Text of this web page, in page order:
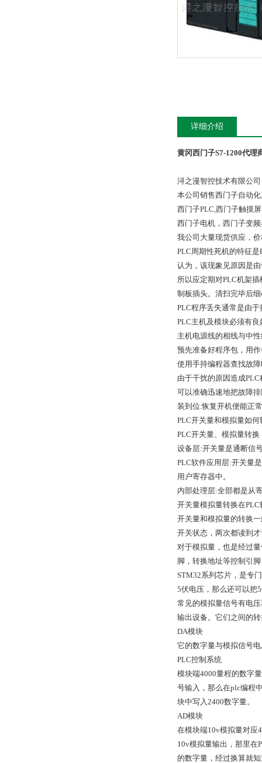
详细介绍
黄冈西门子S7-1200代理
浔之漫智控技术有限公
本公司销售西门子自动
西门子PLC,西门子触摸
西门子电机，西门子变
我公司大量现货供应，
PLC周期性死机的特征
认为，该现象见原因是
所以应定期对PLC机架
制板插头。清扫完毕后
PLC程序丢失通常是由
PLC主机及模块必须有
主机电源线的相线与中
预先准备好程序包，用
使用手持编程器查找故
由于干扰的原因造成
可以准确迅速地把故障
装到位.恢复开机便能正
PLC开关量和模拟量如何
PLC开关量、模拟量转
设备层:开关量是通断信
PLC软件应用层:开关量
用户寄存器中。
内部处理层:全部都是从
开关量模拟量转换在
开关量和模拟量的转换
开关状态，两次都读到
对于模拟量，也是经过
脚，转换地址等控制引
STM32系列芯片，是专
5伏电压，那么还可以把
常见的模拟量信号有电
输出设备。它们之间的
DA模块
它的数字量与模拟信号
PLC控制系统
模块端4000量程的数字
号输入，那么在plc编程
块中写入2400数字量。
AD模块
在模块端10v模拟量对应
10v模拟量输出，那里在
的数字量，经过换算就